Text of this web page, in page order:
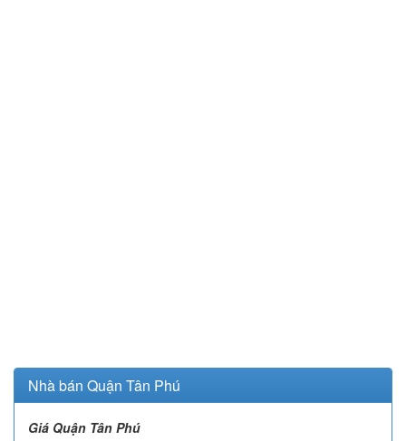
Nhà bán Quận Tân Phú
Giá Quận Tân Phú